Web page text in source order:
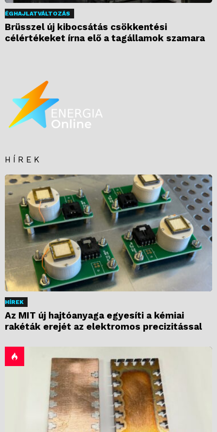
ÉGHAJLATVÁLTOZÁS
Brüsszel új kibocsátás csökkentési
célértékeket írna elő a tagállamok szamara
HÍREK
HÍREK
Az MIT új hajtóanyaga egyesíti a kémiai
rakéták erejét az elektromos precizitással